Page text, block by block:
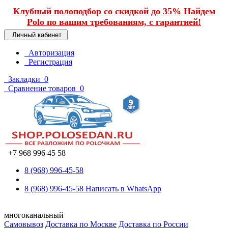
Клубный полоподбор со скидкой до 35% Найдем
Polo по вашим требованиям, с гарантией!
Личный кабинет
Авторизация
Регистрация
Закладки 0
Сравнение товаров 0
+7 968 996 45 58
8 (968) 996-45-58
8 (968) 996-45-58 Написать в WhatsApp
многоканальный
Самовывоз Доставка по Москве Доставка по России